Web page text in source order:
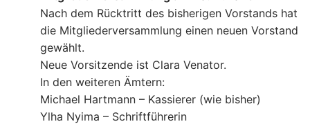
Nach dem Rücktritt des bisherigen Vorstands hat
die Mitgliederversammlung einen neuen Vorstand
gewählt.
Neue Vorsitzende ist Clara Venator.
In den weiteren Ämtern:
Michael Hartmann – Kassierer (wie bisher)
Ylha Nyima – Schriftführerin